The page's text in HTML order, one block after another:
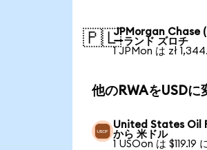
🇵🇱JPMorgan Chase
ーランド ズロチ
1 JPMon は zł
他のRWAをUSDに
United States Oil
から 米ドル
1 USOon は $119.19